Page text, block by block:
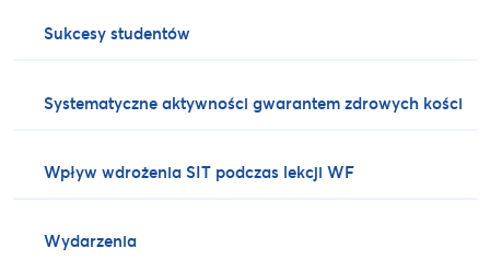
Sukcesy studentów
Systematyczne aktywności gwarantem zdrowych kości
Wpływ wdrożenia SIT podczas lekcji WF
Wydarzenia